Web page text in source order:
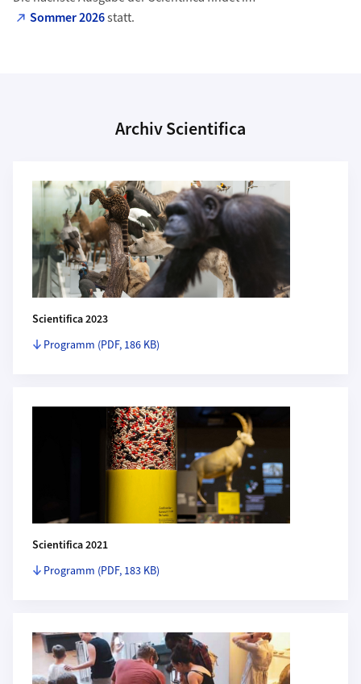
Sommer 2026statt.
Archiv Scientifica
Scientifica 2023
Programm (PDF, 186 KB)
Scientifica 2021
Programm (PDF, 183 KB)